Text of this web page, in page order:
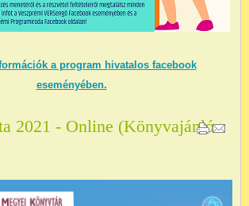
a program hivatalos facebook
eseményében.
2021 - Online (Könyvajánló